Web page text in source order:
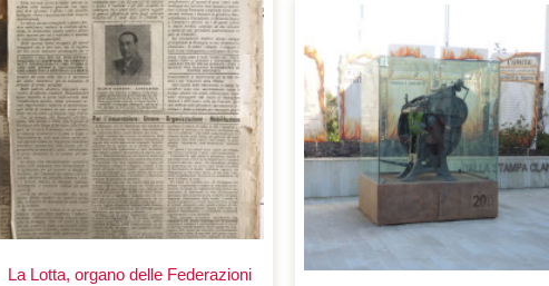
La Lotta, organo delle Federazioni